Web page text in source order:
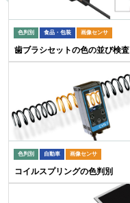
色判別 食品・包装 画像センサ
歯ブラシセットの色の並び検査
色判別 自動車 画像センサ
コイルスプリングの色判別